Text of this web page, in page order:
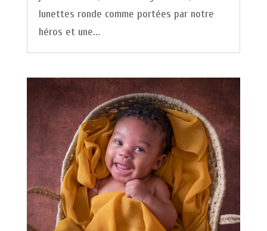
lunettes ronde comme portées par notre
héros et une...